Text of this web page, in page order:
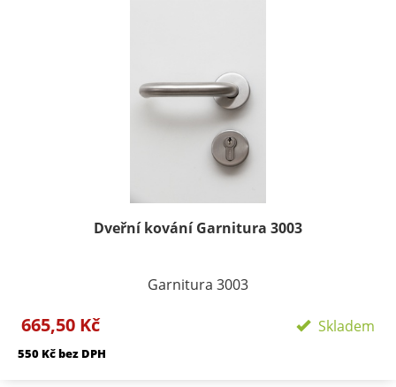
Dveřní kování Garnitura 3003
Garnitura 3003
50/50mm, Délka rozety 134 mm
Součástí kování je montážní materiál.
665,50 Kč Skladem
550 Kč bez DPH